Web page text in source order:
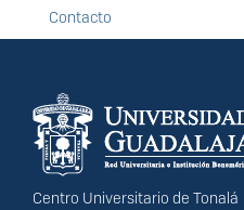
Contacto
Información del
portal
Centro Universitario de Tonalá